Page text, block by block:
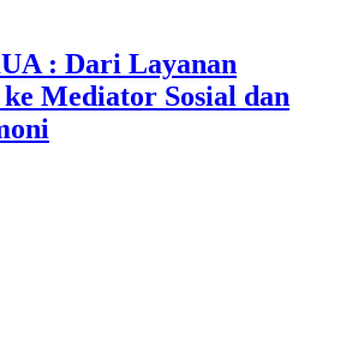
: Dari Layanan
Mediator Sosial dan